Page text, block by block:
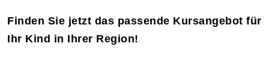
Finden Sie jetzt das passende Kursangebot für
Ihr Kind in Ihrer Region!